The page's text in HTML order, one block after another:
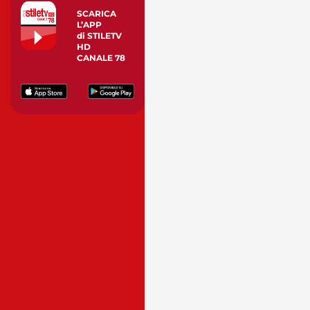
SCARICA
L’APP
di STILETV
HD
CANALE 78